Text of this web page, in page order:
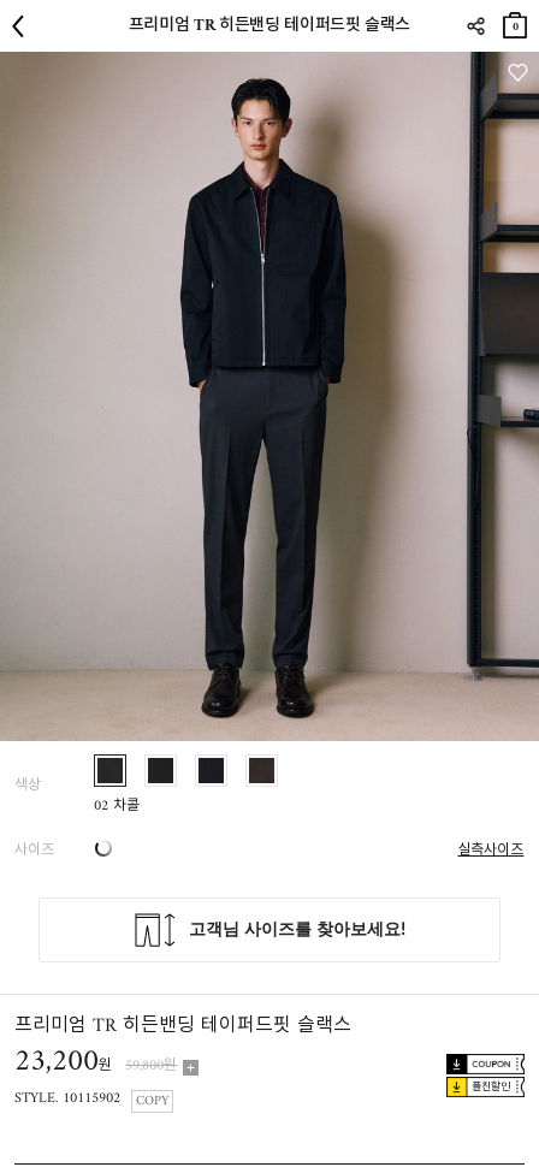
프리미엄 TR 히든밴딩 테이퍼드핏 슬랙스
장바
구니
0
색상
02 차콜
사이즈
실측사이즈
프리미엄 TR 히든밴딩 테이퍼드핏 슬랙스
23,200원 59,800원
플친할인
STYLE. 10115902 COPY